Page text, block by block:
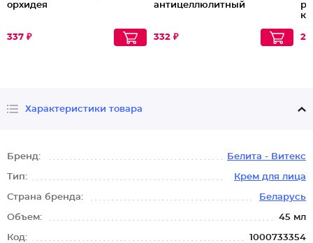
орхидея
337 ₽
антицеллюлитный
332 ₽
Характеристики товара
Бренд: Белита - Витекс
Тип: Крем для лица
Страна бренда: Беларусь
Объем: 45 мл
Код: 1000733354